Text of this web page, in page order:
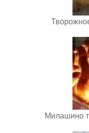
Милашино